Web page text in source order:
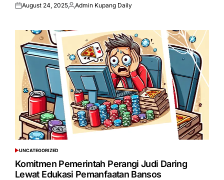
Posted
August 24, 2025Posted
Admin Kupang Daily
POSTED
IN
UNCATEGORIZED
Komitmen Pemerintah Perangi Judi Daring
Lewat Edukasi Pemanfaatan Bansos